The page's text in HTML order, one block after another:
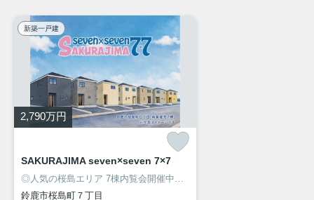
新築一戸建
2,790万円
SAKURAJIMA seven×seven 7×7
◎人気の桜島エリア 7棟内覧会開催中！
鈴鹿市桜島町７丁目